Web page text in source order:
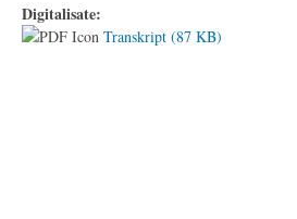
Digitalisate:
Transkript (87 KB)